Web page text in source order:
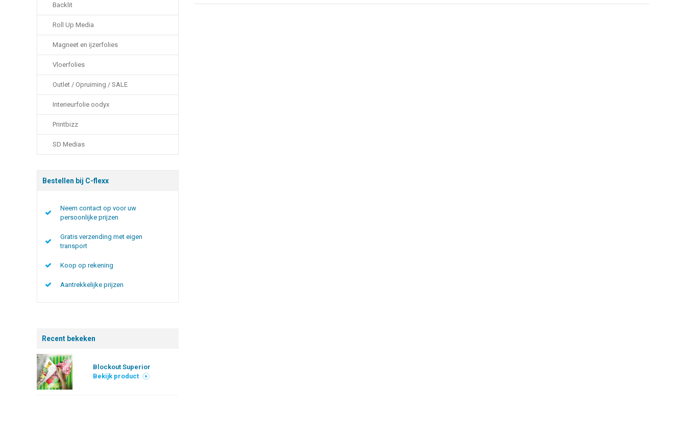
Backlit
Roll Up Media
Magneet en ijzerfolies
Vloerfolies
Outlet / Opruiming / SALE
Interieurfolie oodyx
Printbizz
SD Medias
Bestellen bij C-flexx
Neem contact op voor uw
persoonlijke prijzen
Gratis verzending met eigen
transport
Koop op rekening
Aantrekkelijke prijzen
Recent bekeken
Blockout Superior
Bekijk product